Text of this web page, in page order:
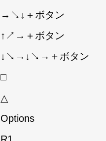
→↘↓＋ボタン
↑↗→＋ボタン
↓↘→↓↘→＋ボタン
□
△
Options